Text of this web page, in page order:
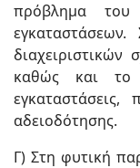
πρόβλημα του
διαχειριστικών
καθώς και το
αδειοδότησης.
Γ) Στη φυτική